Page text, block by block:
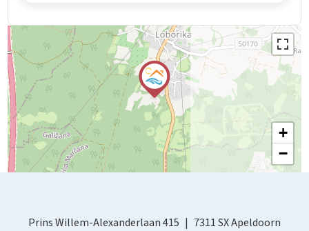
+
−
Prins Willem-Alexanderlaan 415
7311 SX Apeldoorn